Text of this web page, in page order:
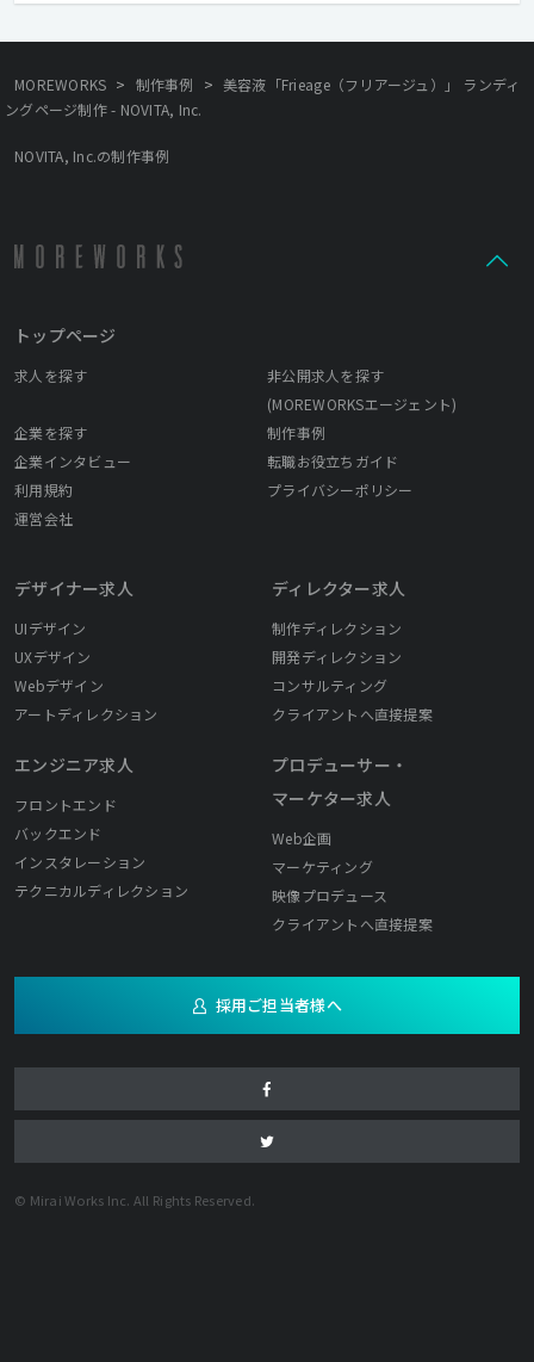
MOREWORKS > 制作事例 > 美容液「Frieage（フリアージュ）」 ランディ
ングページ制作 - NOVITA, Inc.
NOVITA, Inc.の制作事例
トップページ
求人を探す
非公開求人を探す
(MOREWORKSエージェント)
企業を探す
制作事例
企業インタビュー
転職お役立ちガイド
利用規約
プライバシーポリシー
運営会社
デザイナー求人
UIデザイン
UXデザイン
Webデザイン
アートディレクション
エンジニア求人
フロントエンド
バックエンド
インスタレーション
テクニカルディレクション
ディレクター求人
制作ディレクション
開発ディレクション
コンサルティング
クライアントへ直接提案
プロデューサー・
マーケター求人
Web企画
マーケティング
映像プロデュース
クライアントへ直接提案
採用ご担当者様へ
© Mirai Works Inc. All Rights Reserved.